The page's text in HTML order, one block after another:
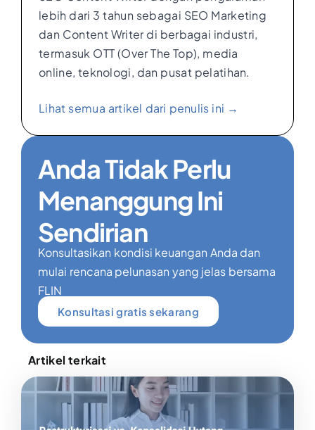
lebih dari 3 tahun sebagai SEO Marketing
dan Content Writer di berbagai industri,
termasuk OTT (Over The Top), media
online, teknologi, dan pusat pelatihan.
Lihat semua artikel dari penulis ini →
Anda Tidak Perlu
Menanggung Ini
Sendirian
Konsultasikan kondisi keuangan Anda dan
mulai rencana pelunasan yang jelas bersama
FLIN
Konsultasi gratis sekarang
Artikel terkait